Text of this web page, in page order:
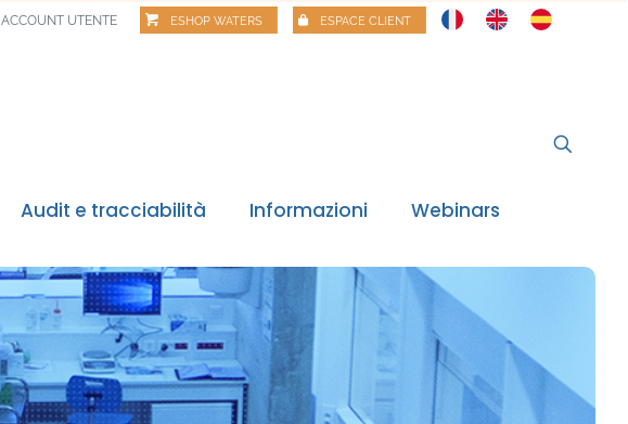
ACCOUNT UTENTE ESHOP WATERS ESPACE CLIENT
Audit e tracciabilità
Tracciabilità digitale
Informazioni
Ultime notizie
Monitoraggio normativo
Allerte alimentari
Webinars